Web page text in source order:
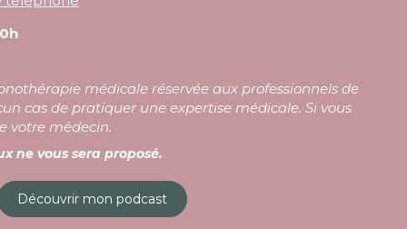
médicale réservée aux professionnels de
cas de pratiquer une expertise médicale. Si vous
votre médecin.
ne vous sera proposé.
Découvrir mon podcast